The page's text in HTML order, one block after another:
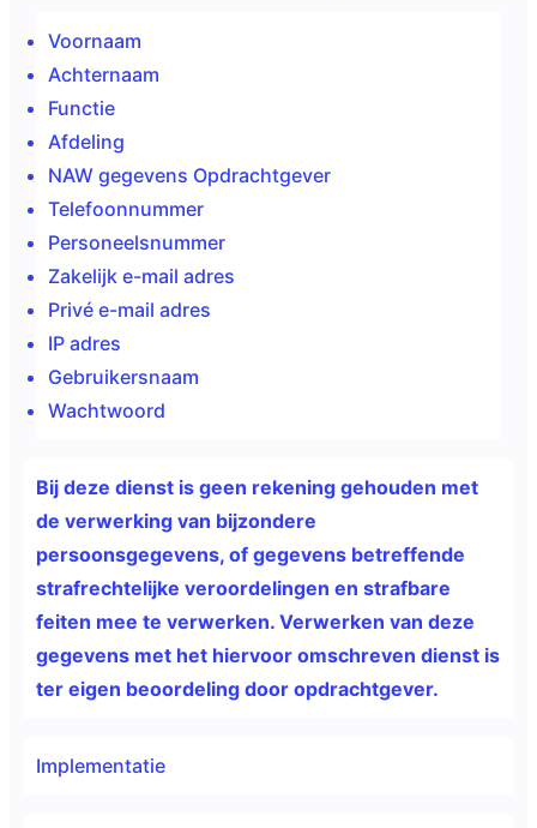
Voornaam
Achternaam
Functie
Afdeling
NAW gegevens Opdrachtgever
Telefoonnummer
Personeelsnummer
Zakelijk e-mail adres
Privé e-mail adres
IP adres
Gebruikersnaam
Wachtwoord
Bij deze dienst is geen rekening gehouden met
de verwerking van bijzondere
persoonsgegevens, of gegevens betreffende
strafrechtelijke veroordelingen en strafbare
feiten mee te verwerken. Verwerken van deze
gegevens met het hiervoor omschreven dienst is
ter eigen beoordeling door opdrachtgever.
Implementatie